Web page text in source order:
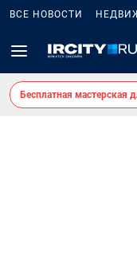
ВСЕ НОВОСТИ
Бесплатная мастерская